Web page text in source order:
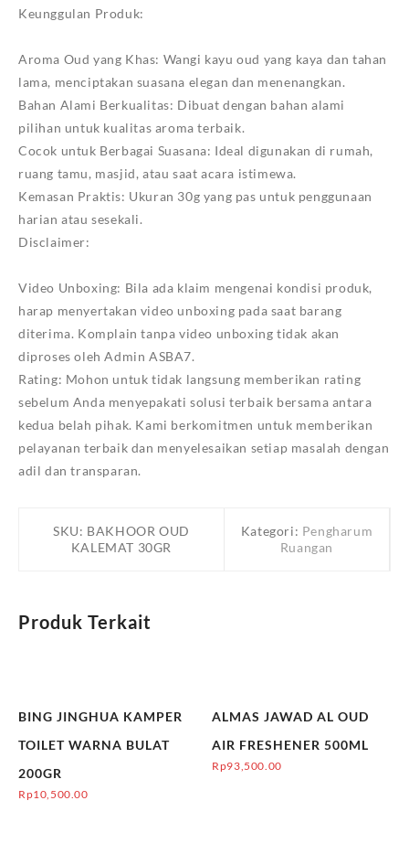
Keunggulan Produk:
Aroma Oud yang Khas: Wangi kayu oud yang kaya dan tahan
lama, menciptakan suasana elegan dan menenangkan.
Bahan Alami Berkualitas: Dibuat dengan bahan alami
pilihan untuk kualitas aroma terbaik.
Cocok untuk Berbagai Suasana: Ideal digunakan di rumah,
ruang tamu, masjid, atau saat acara istimewa.
Kemasan Praktis: Ukuran 30g yang pas untuk penggunaan
harian atau sesekali.
Disclaimer:
Video Unboxing: Bila ada klaim mengenai kondisi produk,
harap menyertakan video unboxing pada saat barang
diterima. Komplain tanpa video unboxing tidak akan
diproses oleh Admin ASBA7.
Rating: Mohon untuk tidak langsung memberikan rating
sebelum Anda menyepakati solusi terbaik bersama antara
kedua belah pihak. Kami berkomitmen untuk memberikan
pelayanan terbaik dan menyelesaikan setiap masalah dengan
adil dan transparan.
SKU: BAKHOOR OUD
KALEMAT 30GR
Kategori: Pengharum
Ruangan
Produk Terkait
BING JINGHUA KAMPER
TOILET WARNA BULAT
200GR
Rp10,500.00
ALMAS JAWAD AL OUD
AIR FRESHENER 500ML
Rp93,500.00